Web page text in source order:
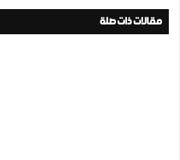
مقالات ذات صلة